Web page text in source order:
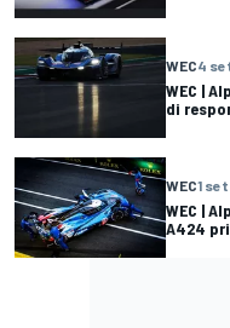
WEC4
WEC |
di
WEC1
WEC |
A424